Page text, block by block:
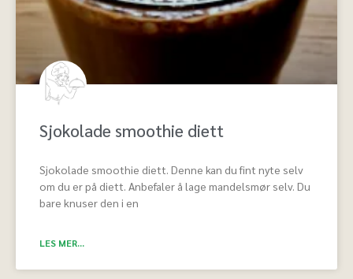
Sjokolade smoothie diett
Sjokolade smoothie diett. Denne kan du fint nyte selv
om du er på diett. Anbefaler å lage mandelsmør selv. Du
bare knuser den i en
LES MER...